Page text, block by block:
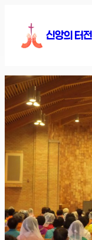
로
가
기
신앙의 터